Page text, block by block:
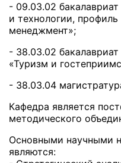
- 09.03.02
и технологии,
менеджмент»;
- 38.03.02
«Туризм и
- 38.03.04
Кафедра является
методического
Основными научными
являются: